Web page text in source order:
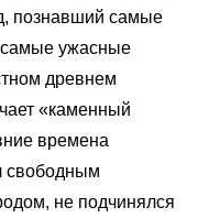
познавший самые
ужасные
древнем
«каменный
времена
свободным
не подчинялся